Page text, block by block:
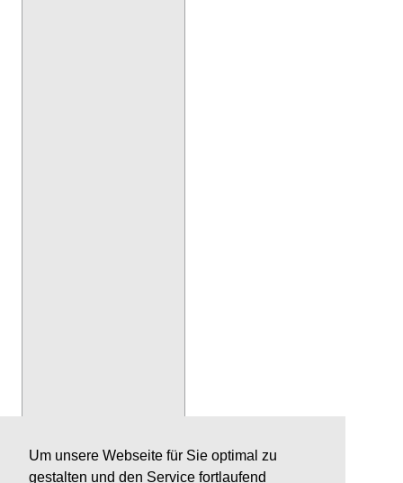
Um unsere Webseite für Sie optimal zu
gestalten und den Service fortlaufend